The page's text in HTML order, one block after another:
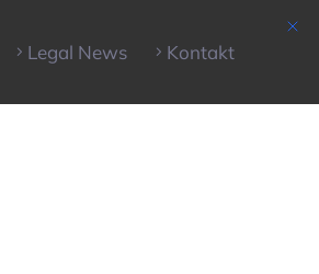
Legal News Kontakt